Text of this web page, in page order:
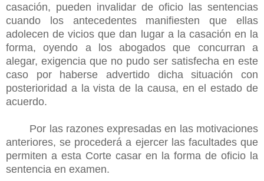
casación, pueden invalidar de oficio las sentencias
cuando los antecedentes manifiesten que ellas
adolecen de vicios que dan lugar a la casación en la
forma, oyendo a los abogados que concurran a
alegar, exigencia que no pudo ser satisfecha en este
caso por haberse advertido dicha situación con
posterioridad a la vista de la causa, en el estado de
acuerdo.
Por las razones expresadas en las motivaciones
anteriores, se procederá a ejercer las facultades que
permiten a esta Corte casar en la forma de oficio la
sentencia en examen.